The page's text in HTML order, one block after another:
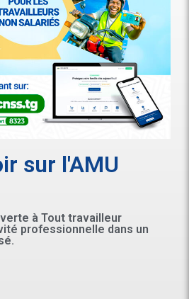
sur l'AMU
à Tout travailleur
professionnelle dans un